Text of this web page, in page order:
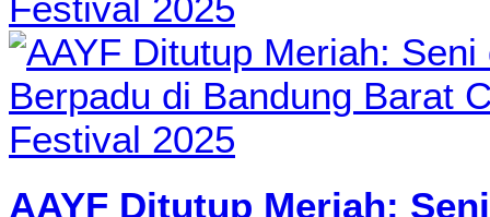
AAYF Ditutup Meriah: